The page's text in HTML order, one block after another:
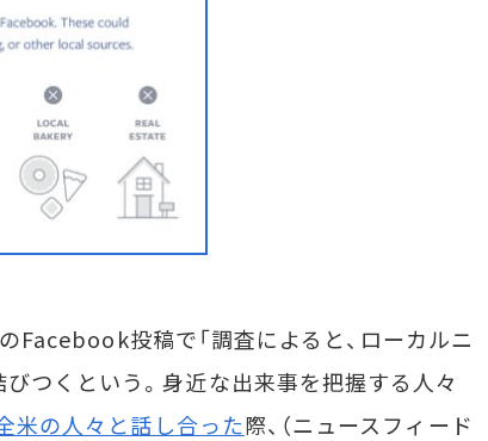
Facebook投稿で「調査によると、ローカルニ
つくという。身近な出来事を把握する人々
米の人々と話し合った際、（ニュースフィード